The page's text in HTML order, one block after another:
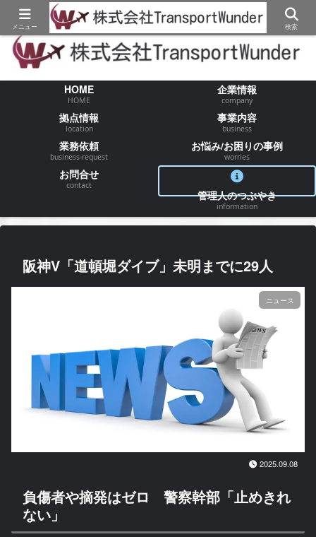
【物流/運送/配送】でお困りの事が御座いましたらお気軽にご相談ください
HOME
HOME
企業情報
company
拠点情報
location
事業内容
business
業務依頼
business-request
お悩み/お困りの事例
worries
お問合せ
contact
管理人のつぶやき
information
阪神V「道頓堀ダイブ」未明までに29人
ニュース
2025.09.08
負傷者や摘発はゼロ 警察幹部「止めきれ
ない」
メニュー 検索